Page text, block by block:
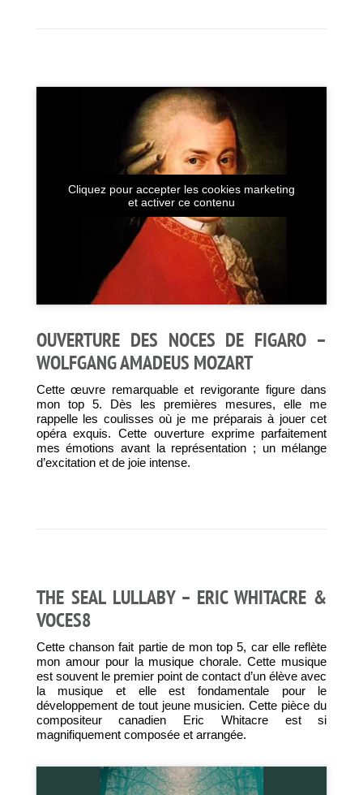
Cliquez pour accepter les cookies marketing
et activer ce contenu
OUVERTURE DES NOCES DE FIGARO –
WOLFGANG AMADEUS MOZART
Cette œuvre remarquable et revigorante figure dans
mon top 5. Dès les premières mesures, elle me
rappelle les coulisses où je me préparais à jouer cet
opéra exquis. Cette ouverture exprime parfaitement
mes émotions avant la représentation ; un mélange
d’excitation et de joie intense.
THE SEAL LULLABY – ERIC WHITACRE &
VOCES8
Cette chanson fait partie de mon top 5, car elle reflète
mon amour pour la musique chorale. Cette musique
est souvent le premier point de contact d’un élève avec
la musique et elle est fondamentale pour le
développement de tout jeune musicien. Cette pièce du
compositeur canadien Eric Whitacre est si
magnifiquement composée et arrangée.